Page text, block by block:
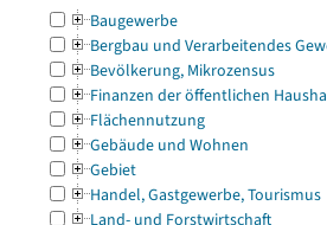
Baugewerbe
Bergbau und Verarbeitendes
Bevölkerung, Mikrozensus
Finanzen der öffentlichen
Flächennutzung
Gebäude und Wohnen
Gebiet
Handel, Gastgewerbe, Tourismus
Land- und Forstwirtschaft